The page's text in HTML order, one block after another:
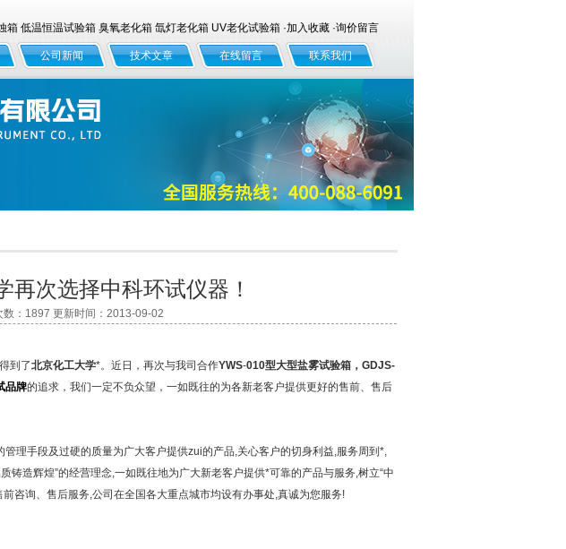
箱 低温恒温试验箱 臭氧老化箱 氙灯老化箱 UV老化试验箱 ·加入收藏·询价留言
公司新闻 技术文章 在线留言 联系我们
再次选择中科环试仪器！
数：1897 更新时间：2013-09-02
到了北京化工大学*。近日，再次与我司合作YWS-010型大型盐雾试验箱， GDJS-
品牌的追求，我们一定不负众望，一如既往的为各新老客户提供更好的售前、售后
管理手段及过硬的质量为广大客户提供zui的产品,关心客户的切身利益,服务周到*,
铸造辉煌”的经营理念,一如既往地为广大新老客户提供*可靠的产品与服务,树立“中
咨询、售后服务,公司在全国各大重点城市均设有办事处,真诚为您服务!